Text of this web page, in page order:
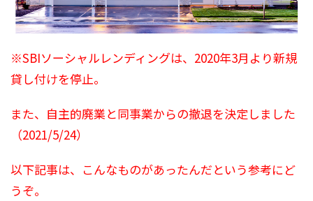
※SBIソーシャルレンディングは、2020年3月より新規
貸し付けを停止。
また、自主的廃業と同事業からの撤退を決定しました
（2021/5/24）
以下記事は、こんなものがあったんだという参考にど
うぞ。